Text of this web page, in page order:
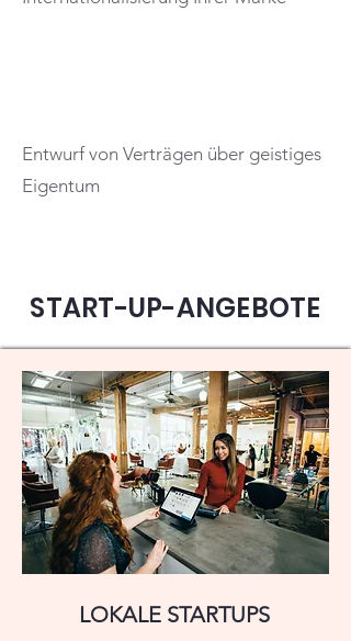
Entwurf von Verträgen über geistiges
Eigentum
START-UP-ANGEBOTE
LOKALE STARTUPS